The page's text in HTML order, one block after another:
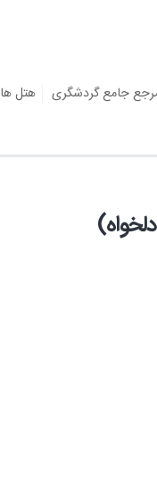
جامع گردشگری هتل ها